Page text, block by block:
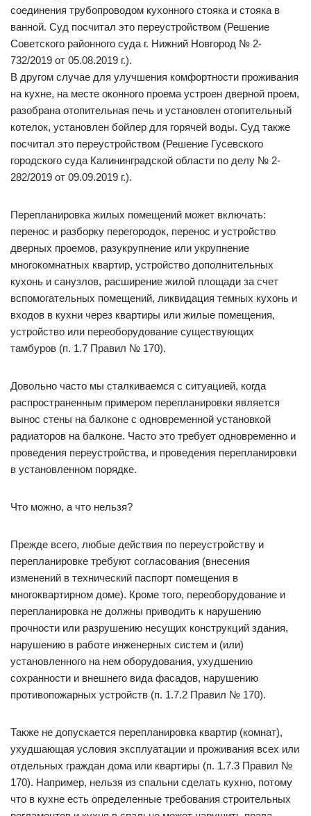
соединения трубопроводом кухонного стояка и стояка в
ванной. Суд посчитал это переустройством (Решение
Советского районного суда г. Нижний Новгород № 2-
732/2019 от 05.08.2019 г.).
В другом случае для улучшения комфортности проживания
на кухне, на месте оконного проема устроен дверной проем,
разобрана отопительная печь и установлен отопительный
котелок, установлен бойлер для горячей воды. Суд также
посчитал это переустройством (Решение Гусевского
городского суда Калининградской области по делу № 2-
282/2019 от 09.09.2019 г.).
Перепланировка жилых помещений может включать:
перенос и разборку перегородок, перенос и устройство
дверных проемов, разукрупнение или укрупнение
многокомнатных квартир, устройство дополнительных
кухонь и санузлов, расширение жилой площади за счет
вспомогательных помещений, ликвидация темных кухонь и
входов в кухни через квартиры или жилые помещения,
устройство или переоборудование существующих
тамбуров (п. 1.7 Правил № 170).
Довольно часто мы сталкиваемся с ситуацией, когда
распространенным примером перепланировки является
вынос стены на балконе с одновременной установкой
радиаторов на балконе. Часто это требует одновременно и
проведения переустройства, и проведения перепланировки
в установленном порядке.
Что можно, а что нельзя?
Прежде всего, любые действия по переустройству и
перепланировке требуют согласования (внесения
изменений в технический паспорт помещения в
многоквартирном доме). Кроме того, переоборудование и
перепланировка не должны приводить к нарушению
прочности или разрушению несущих конструкций здания,
нарушению в работе инженерных систем и (или)
установленного на нем оборудования, ухудшению
сохранности и внешнего вида фасадов, нарушению
противопожарных устройств (п. 1.7.2 Правил № 170).
Также не допускается перепланировка квартир (комнат),
ухудшающая условия эксплуатации и проживания всех или
отдельных граждан дома или квартиры (п. 1.7.3 Правил №
170). Например, нельзя из спальни сделать кухню, потому
что в кухне есть определенные требования строительных